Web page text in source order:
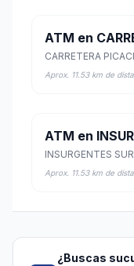
Aprox. 11.53 km de
ATM en
Aprox. 11.53 km de
¿Buscas